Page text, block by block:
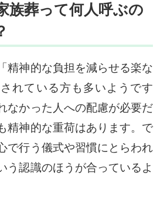
族葬って何人呼ぶの
精神的な負担を減らせる楽な
れている方も多いようです
なかった人への配慮が必要だ
精神的な重荷はあります。で
で行う儀式や習慣にとらわれ
う認識のほうが合っているよ